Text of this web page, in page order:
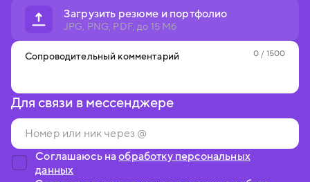
Загрузить резюме и портфолио
JPG, PNG, PDF, до 15 Мб
Сопроводительный комментарий 0 / 1500
Для связи в мессенджере
Соглашаюсь наобработку персональных
данных